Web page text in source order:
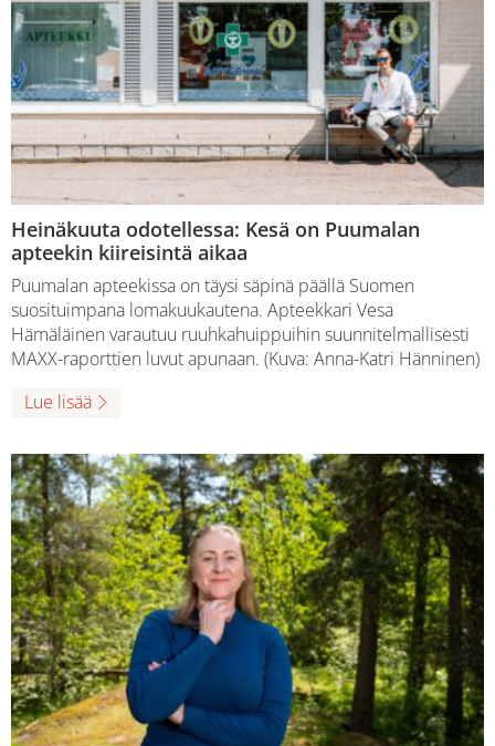
Heinäkuuta odotellessa: Kesä on Puumalan
apteekin kiireisintä aikaa
Puumalan apteekissa on täysi säpinä päällä Suomen
suosituimpana lomakuukautena. Apteekkari Vesa
Hämäläinen varautuu ruuhkahuippuihin suunnitelmallisesti
MAXX-raporttien luvut apunaan. (Kuva: Anna-Katri Hänninen)
Lue lisää